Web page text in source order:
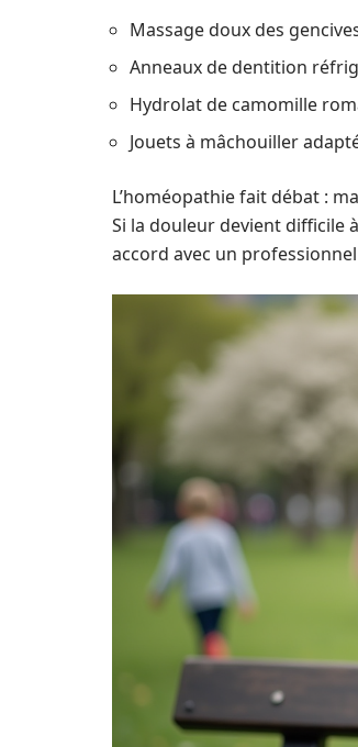
Massage doux des
Anneaux de dentition
Hydrolat de camomille
Jouets à mâchouiller
L’homéopathie fait débat :
Si la douleur devient difficile
accord avec un